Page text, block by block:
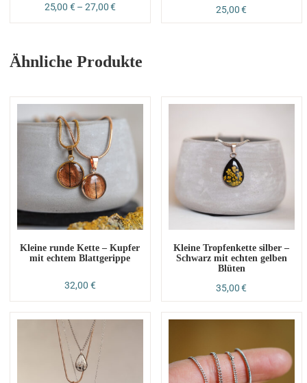
25,00 €–27,00€ 25,00€
Ähnliche Produkte
Kleine runde Kette – Kupfer
mit echtem Blattgerippe
32,00 €
Kleine Tropfenkette silber –
Schwarz mit echten gelben
Blüten
35,00€